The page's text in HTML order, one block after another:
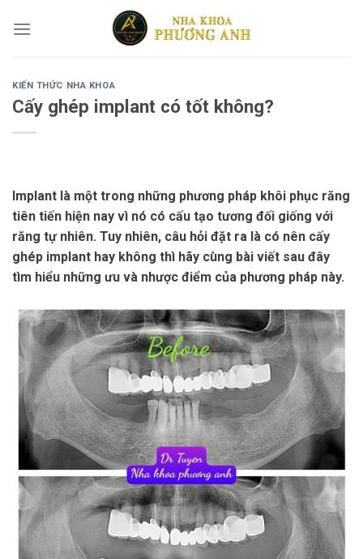
KIẾN THỨC NHA KHOA
Cấy ghép implant có tốt không?
Implant là một trong những phương pháp khôi phục răng
tiên tiến hiện nay vì nó có cấu tạo tương đối giống với
răng tự nhiên. Tuy nhiên, câu hỏi đặt ra là có nên cấy
ghép implant hay không thì hãy cùng bài viết sau đây
tìm hiểu những ưu và nhược điểm của phương pháp này.